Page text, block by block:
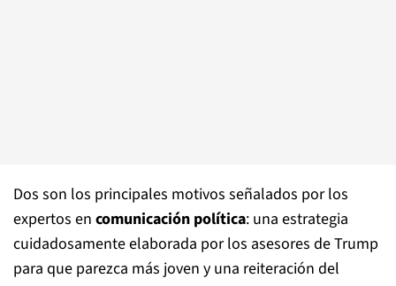
Dos son los principales motivos señalados por los
expertos en comunicación política: una estrategia
cuidadosamente elaborada por los asesores de Trump
para que parezca más joven y una reiteración del